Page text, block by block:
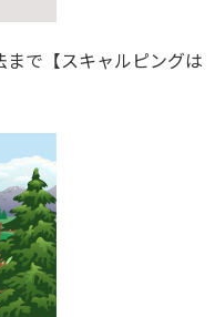
まで【スキャルピングは